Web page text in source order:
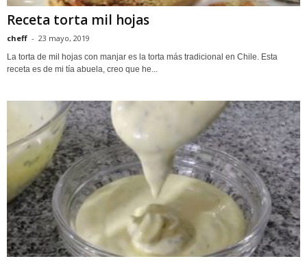
Receta torta mil hojas
cheff - 23 mayo, 2019
La torta de mil hojas con manjar es la torta más tradicional en Chile. Esta
receta es de mi tía abuela, creo que he...